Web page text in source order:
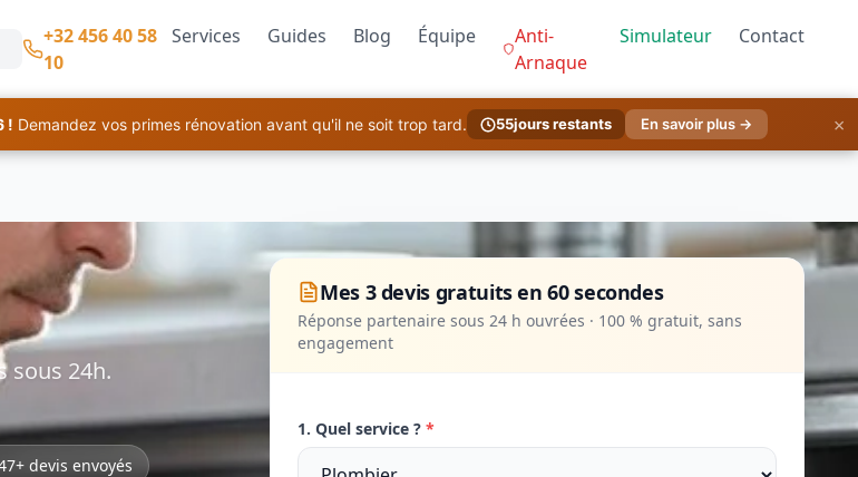
+32 456 40 58
10
Services Guides Blog Équipe
Anti-
Arnaque
Simulateur Contact
! Demandez vos primes rénovation avant qu'il ne soit trop tard. 55jours restants En savoir plus → ×
sous 24h.
devis envoyés
Mes 3 devis gratuits en 60 secondes
Réponse partenaire sous 24 h ouvrées · 100 % gratuit, sans
engagement
1. Quel service ? *